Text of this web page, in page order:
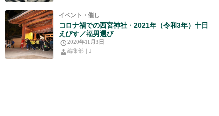
イベント・催し
コロナ禍での西宮神社・2021年（令和3年）十日
えびす／福男選び
2020年11月3日
編集部｜J